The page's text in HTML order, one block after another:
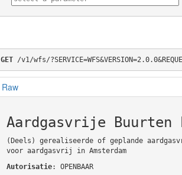
GET /v1/wfs/
Raw
Aardgasvrije
(Deels) gerealiseerde of geplande
voor aardgasvrij in Amsterdam
Autorisatie: OPENBAAR